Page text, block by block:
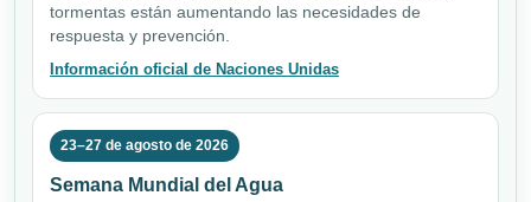
tormentas están aumentando las necesidades de
respuesta y prevención.
Información oficial de Naciones Unidas
23–27 de agosto de 2026
Semana Mundial del Agua